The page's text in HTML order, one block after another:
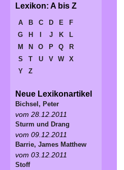
Lexikon: A bis Z
A B C D E
F
G
H J K
L
M
N O P Q
R
S
T U V W
X
Y
Z
Neue Lexikonartikel
Bichsel, Peter
vom 28.12.2011
Sturm und Drang
vom 09.12.2011
Barrie, James Matthew
vom 03.12.2011
Stoff